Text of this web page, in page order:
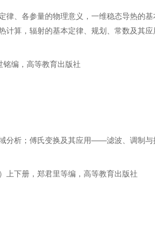
律、各参量的物理意义，一维稳态导热的
计算，辐射的基本定律、规划、常数及其
铭编，高等教育出版社
分析；傅氏变换及其应用——滤波、调制与
上下册，郑君里等编，高等教育出版社